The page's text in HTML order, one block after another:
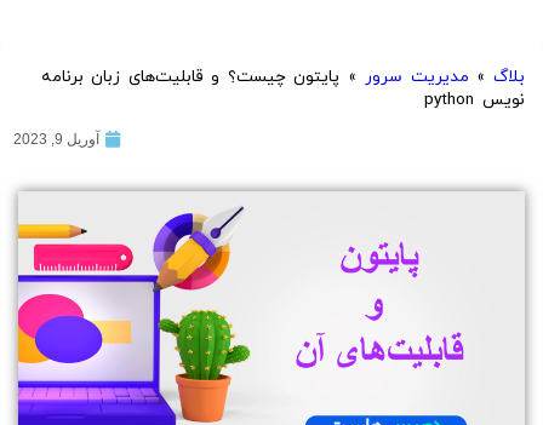
بلاگ » مدیریت سرور » پایتون چیست؟ و قابلیت‌های زبان برنامه
نویس python
آوریل 9, 2023